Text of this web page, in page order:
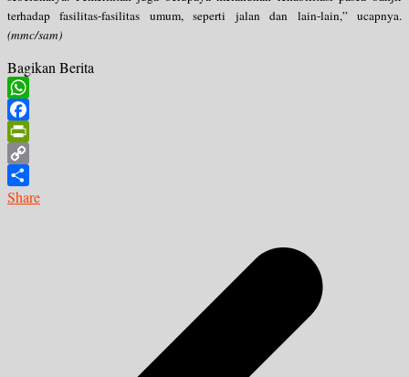
terhadap fasilitas-fasilitas umum, seperti jalan dan lain-lain,” ucapnya.
(mmc/sam)
Bagikan Berita
WhatsApp
Facebook
PrintFriendly
Copy
Link
Share